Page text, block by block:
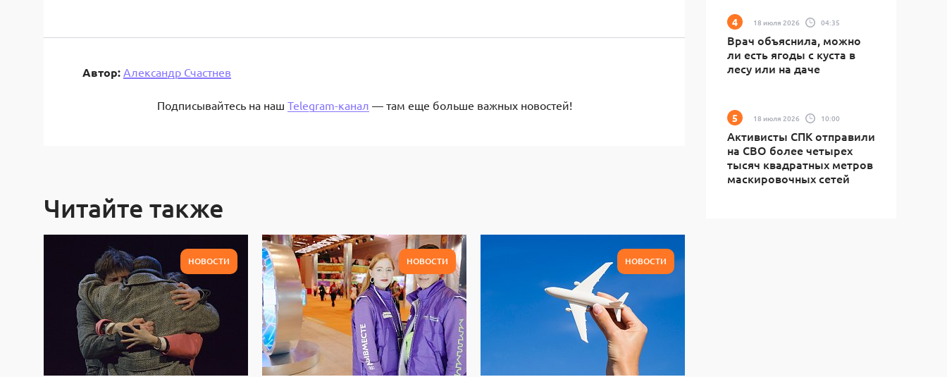
Автор: Александр Счастнев
Подписывайтесь на наш Telegram-канал — там еще больше важных новостей!
Читайте также
НОВОСТИ НОВОСТИ НОВОСТИ
18 июля 2026 04:35
Врач объяснила, можно
ли есть ягоды с куста в
лесу или на даче
18 июля 2026 10:00
Активисты СПК отправили
на СВО более четырех
тысяч квадратных метров
маскировочных сетей